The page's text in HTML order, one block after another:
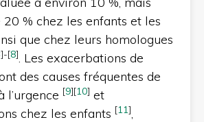
% chez les enfants et les
que chez leurs homologues
]-[8]. Les exacerbations de
des causes fréquentes de
l’urgence [9][10] et
chez les enfants [11],